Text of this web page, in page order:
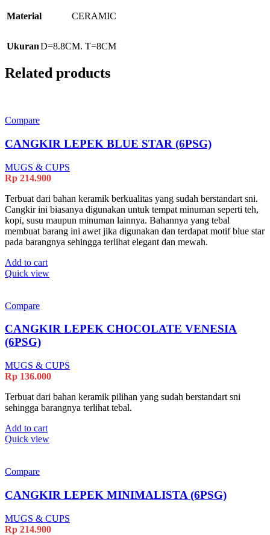
Material CERAMIC
UkuranD=8.8CM. T=8CM
Related products
Compare
CANGKIR LEPEK BLUE STAR (6PSG)
MUGS & CUPS
Rp 214.900
Terbuat dari bahan keramik berkualitas yang sudah berstandart sni.
Cangkir ini biasanya digunakan untuk tempat minuman seperti teh,
kopi, susu maupun minuman lainnya. Bahannya yang tebal
membuat barang ini awet jika digunakan dan terdapat motif blue star
pada barangnya sehingga terlihat elegant dan mewah.
Add to cart
Quick view
Compare
CANGKIR LEPEK CHOCOLATE VENESIA
(6PSG)
MUGS & CUPS
Rp 136.000
Terbuat dari bahan keramik pilihan yang sudah berstandart sni
sehingga barangnya terlihat tebal.
Add to cart
Quick view
Compare
CANGKIR LEPEK MINIMALISTA (6PSG)
MUGS & CUPS
Rp 214.900